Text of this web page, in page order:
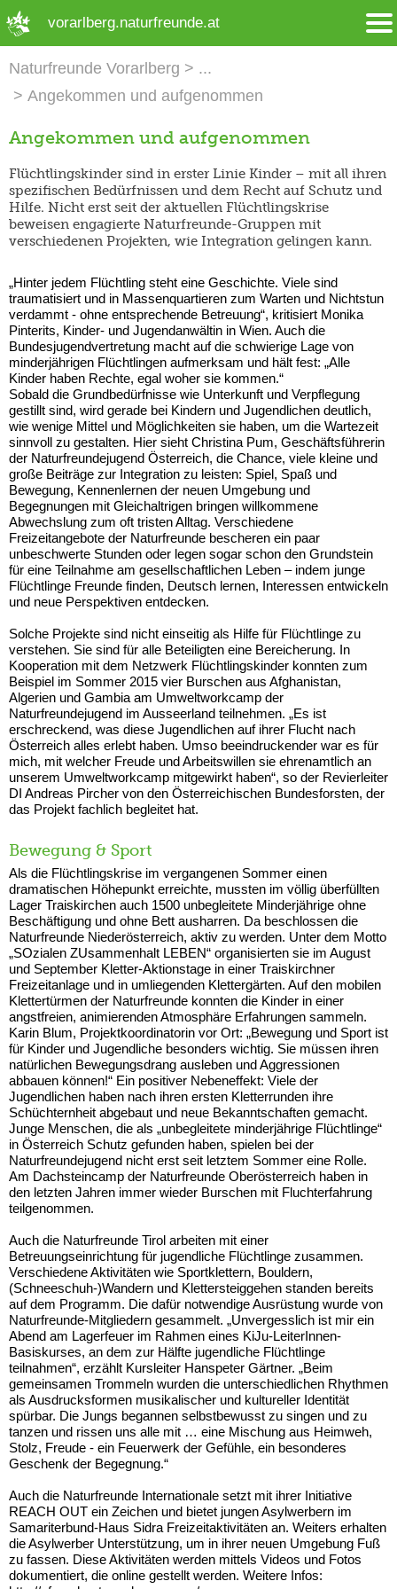
vorarlberg.naturfreunde.at
Naturfreunde Vorarlberg
Angekommen und aufgenommen
Angekommen und aufgenommen
Flüchtlingskinder sind in erster Linie Kinder – mit all ihren
spezifischen Bedürfnissen und dem Recht auf Schutz und
Hilfe. Nicht erst seit der aktuellen Flüchtlingskrise
beweisen engagierte Naturfreunde-Gruppen mit
verschiedenen Projekten, wie Integration gelingen kann.
„Hinter jedem Flüchtling steht eine Geschichte. Viele sind
traumatisiert und in Massenquartieren zum Warten und Nichtstun
verdammt - ohne entsprechende Betreuung“, kritisiert Monika
Pinterits, Kinder- und Jugendanwältin in Wien. Auch die
Bundesjugendvertretung macht auf die schwierige Lage von
minderjährigen Flüchtlingen aufmerksam und hält fest: „Alle
Kinder haben Rechte, egal woher sie kommen.“
Sobald die Grundbedürfnisse wie Unterkunft und Verpflegung
gestillt sind, wird gerade bei Kindern und Jugendlichen deutlich,
wie wenige Mittel und Möglichkeiten sie haben, um die Wartezeit
sinnvoll zu gestalten. Hier sieht Christina Pum, Geschäftsführerin
der Naturfreundejugend Österreich, die Chance, viele kleine und
große Beiträge zur Integration zu leisten: Spiel, Spaß und
Bewegung, Kennenlernen der neuen Umgebung und
Begegnungen mit Gleichaltrigen bringen willkommene
Abwechslung zum oft tristen Alltag. Verschiedene
Freizeitangebote der Naturfreunde bescheren ein paar
unbeschwerte Stunden oder legen sogar schon den Grundstein
für eine Teilnahme am gesellschaftlichen Leben – indem junge
Flüchtlinge Freunde finden, Deutsch lernen, Interessen entwickeln
und neue Perspektiven entdecken.
Solche Projekte sind nicht einseitig als Hilfe für Flüchtlinge zu
verstehen. Sie sind für alle Beteiligten eine Bereicherung. In
Kooperation mit dem Netzwerk Flüchtlingskinder konnten zum
Beispiel im Sommer 2015 vier Burschen aus Afghanistan,
Algerien und Gambia am Umweltworkcamp der
Naturfreundejugend im Ausseerland teilnehmen. „Es ist
erschreckend, was diese Jugendlichen auf ihrer Flucht nach
Österreich alles erlebt haben. Umso beeindruckender war es für
mich, mit welcher Freude und Arbeitswillen sie ehrenamtlich an
unserem Umweltworkcamp mitgewirkt haben“, so der Revierleiter
DI Andreas Pircher von den Österreichischen Bundesforsten, der
das Projekt fachlich begleitet hat.
Bewegung & Sport
Als die Flüchtlingskrise im vergangenen Sommer einen
dramatischen Höhepunkt erreichte, mussten im völlig überfüllten
Lager Traiskirchen auch 1500 unbegleitete Minderjährige ohne
Beschäftigung und ohne Bett ausharren. Da beschlossen die
Naturfreunde Niederösterreich, aktiv zu werden. Unter dem Motto
„SOzialen ZUsammenhalt LEBEN“ organisierten sie im August
und September Kletter-Aktionstage in einer Traiskirchner
Freizeitanlage und in umliegenden Klettergärten. Auf den mobilen
Klettertürmen der Naturfreunde konnten die Kinder in einer
angstfreien, animierenden Atmosphäre Erfahrungen sammeln.
Karin Blum, Projektkoordinatorin vor Ort: „Bewegung und Sport ist
für Kinder und Jugendliche besonders wichtig. Sie müssen ihren
natürlichen Bewegungsdrang ausleben und Aggressionen
abbauen können!“ Ein positiver Nebeneffekt: Viele der
Jugendlichen haben nach ihren ersten Kletterrunden ihre
Schüchternheit abgebaut und neue Bekanntschaften gemacht.
Junge Menschen, die als „unbegleitete minderjährige Flüchtlinge“
in Österreich Schutz gefunden haben, spielen bei der
Naturfreundejugend nicht erst seit letztem Sommer eine Rolle.
Am Dachsteincamp der Naturfreunde Oberösterreich haben in
den letzten Jahren immer wieder Burschen mit Fluchterfahrung
teilgenommen.
Auch die Naturfreunde Tirol arbeiten mit einer
Betreuungseinrichtung für jugendliche Flüchtlinge zusammen.
Verschiedene Aktivitäten wie Sportklettern, Bouldern,
(Schneeschuh-)Wandern und Klettersteiggehen standen bereits
auf dem Programm. Die dafür notwendige Ausrüstung wurde von
Naturfreunde-Mitgliedern gesammelt. „Unvergesslich ist mir ein
Abend am Lagerfeuer im Rahmen eines KiJu-LeiterInnen-
Basiskurses, an dem zur Hälfte jugendliche Flüchtlinge
teilnahmen“, erzählt Kursleiter Hanspeter Gärtner. „Beim
gemeinsamen Trommeln wurden die unterschiedlichen Rhythmen
als Ausdrucksformen musikalischer und kultureller Identität
spürbar. Die Jungs begannen selbstbewusst zu singen und zu
tanzen und rissen uns alle mit … eine Mischung aus Heimweh,
Stolz, Freude - ein Feuerwerk der Gefühle, ein besonderes
Geschenk der Begegnung.“
Auch die Naturfreunde Internationale setzt mit ihrer Initiative
REACH OUT ein Zeichen und bietet jungen Asylwerbern im
Samariterbund-Haus Sidra Freizeitaktivitäten an. Weiters erhalten
die Asylwerber Unterstützung, um in ihrer neuen Umgebung Fuß
zu fassen. Diese Aktivitäten werden mittels Videos und Fotos
dokumentiert, die online gestellt werden. Weitere Infos: